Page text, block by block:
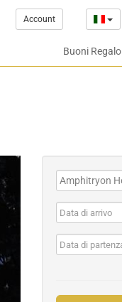
Account
Buoni Regalo